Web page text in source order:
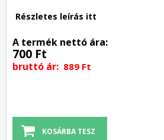
Részletes leírás itt
A termék nettó ára:
700 Ft
bruttó ár: 889 Ft